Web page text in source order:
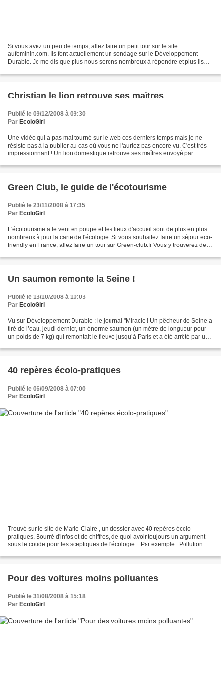
Si vous avez un peu de temps, allez faire un petit tour sur le site
aufeminin.com. Ils font actuellement un sondage sur le Développement
Durable. Je me dis que plus nous serons nombreux à répondre et plus ils
Christian le lion retrouve ses maîtres
Publié le 09/12/2008 à 09:30
Par EcoloGirl
Une vidéo qui a pas mal tourné sur le web ces derniers temps mais je ne
résiste pas à la publier au cas où vous ne l'auriez pas encore vu. C'est très
impressionnant ! Un lion domestique retrouve ses maîtres envoyé par
Green Club, le guide de l'écotourisme
Publié le 23/11/2008 à 17:35
Par EcoloGirl
L'écotourisme a le vent en poupe et les lieux d'accueil sont de plus en plus
nombreux à jour la carte de l'écologie. Si vous souhaitez faire un séjour eco-
friendly en France, allez faire un tour sur Green-club.fr Vous y trouverez des
Un saumon remonte la Seine !
Publié le 13/10/2008 à 10:03
Par EcoloGirl
Vu sur Développement Durable : le journal "Miracle ! Un pêcheur de Seine a
tiré de l’eau, jeudi dernier, un énorme saumon (un mètre de longueur pour
un poids de 7 kg) qui remontait le fleuve jusqu’à Paris et a été arrêté par un
40 repères écolo-pratiques
Publié le 06/09/2008 à 07:00
Par EcoloGirl
Trouvé sur le site de Marie-Claire , un dossier avec 40 repères écolo-
pratiques. Bourré d'infos et de chiffres, de quoi avoir toujours un argument
sous le coude pour les sceptiques de l'écologie... Par exemple : Pollution
Pour des voitures moins polluantes
Publié le 31/08/2008 à 15:18
Par EcoloGirl